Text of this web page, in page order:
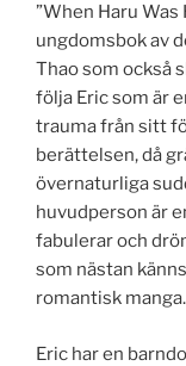
”When Haru
ungdomsbok av
Thao som också
följa Eric som är
trauma från sitt
berättelsen, då
övernaturliga
huvudperson är
fabulerar och
som nästan
romantisk manga.
Eric har en